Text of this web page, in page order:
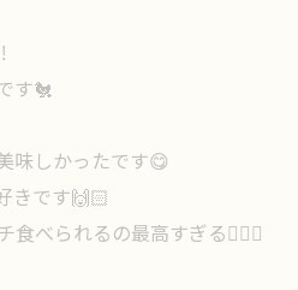
す🐔
味しかったです😋
きです🙌🏻
べられるの最高すぎる🙇🏻‍♀️